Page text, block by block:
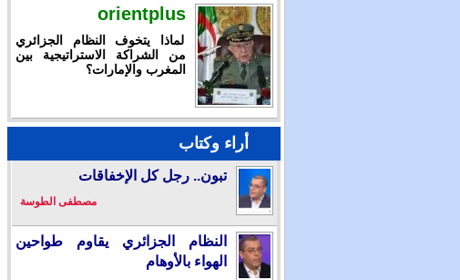
orientplus
لماذا يتخوف النظام الجزائري
من الشراكة الاستراتيجية بين
المغرب والإمارات؟
أراء وكتاب
تبون.. رجل كل الإخفاقات
مصطفى الطوسة
النظام الجزائري يقاوم طواحين
الهواء بالأوهام